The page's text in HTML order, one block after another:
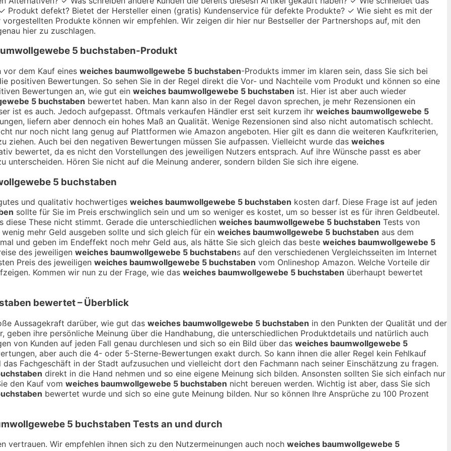
Produkt defekt? Bietet der Hersteller einen (gratis) Kundenservice für defekte Produkte? ✓ Wie sieht es mit der
Produkte können wir empfehlen. Wir zeigen dir hier nur Bestseller der Partnershops auf, mit den
hier zu zuschlagen.
5 buchstaben-Produkt
dem Kauf eines weiches baumwollgewebe 5 buchstaben-Produkts immer im klaren sein, dass Sie sich bei
positiven Bewertungen. So sehen Sie in der Regel direkt die Vor- und Nachteile vom Produkt und können so eine
Bewertungen an, wie gut ein weiches baumwollgewebe 5 buchstaben ist. Hier ist aber auch wieder
5 buchstaben bewertet haben. Man kann also in der Regel davon sprechen, je mehr Rezensionen ein
ist es auch. Jedoch aufgepasst. Oftmals verkaufen Händler erst seit kurzem ihr weiches baumwollgewebe 5
liefern aber dennoch ein hohes Maß an Qualität. Wenige Rezensionen sind also nicht automatisch schlecht.
nur noch nicht lang genug auf Plattformen wie Amazon angeboten. Hier gilt es dann die weiteren Kaufkriterien,
Auch bei den negativen Bewertungen müssen Sie aufpassen. Vielleicht wurde das weiches
bewertet, da es nicht den Vorstellungen des jeweiligen Nutzers entsprach. Auf ihre Wünsche passt es aber
Hören Sie nicht auf die Meinung anderer, sondern bilden Sie sich ihre eigene.
5 buchstaben
und qualitativ hochwertiges weiches baumwollgewebe 5 buchstaben kosten darf. Diese Frage ist auf jeden
sollte für Sie im Preis erschwinglich sein und um so weniger es kostet, um so besser ist es für ihren Geldbeutel.
These nicht stimmt. Gerade die unterschiedlichen weiches baumwollgewebe 5 buchstaben Tests von
mehr Geld ausgeben sollte und sich gleich für ein weiches baumwollgewebe 5 buchstaben aus dem
und geben im Endeffekt noch mehr Geld aus, als hätte Sie sich gleich das beste weiches baumwollgewebe 5
des jeweiligen weiches baumwollgewebe 5 buchstabens auf den verschiedenen Vergleichsseiten im Internet
Preis des jeweiligen weiches baumwollgewebe 5 buchstaben vom Onlineshop Amazon. Welche Vorteile dir
Kommen wir nun zu der Frage, wie das weiches baumwollgewebe 5 buchstaben überhaupt bewertet
bewertet – Überblick
Aussagekraft darüber, wie gut das weiches baumwollgewebe 5 buchstaben in den Punkten der Qualität und der
geben ihre persönliche Meinung über die Handhabung, die unterschiedlichen Produktdetails und natürlich auch
von Kunden auf jeden Fall genau durchlesen und sich so ein Bild über das weiches baumwollgewebe 5
aber auch die 4- oder 5-Sterne-Bewertungen exakt durch. So kann ihnen die aller Regel kein Fehlkauf
Fachgeschäft in der Stadt aufzusuchen und vielleicht dort den Fachmann nach seiner Einschätzung zu fragen.
direkt in die Hand nehmen und so eine eigene Meinung sich bilden. Ansonsten sollten Sie sich einfach nur
den Kauf vom weiches baumwollgewebe 5 buchstaben nicht bereuen werden. Wichtig ist aber, dass Sie sich
bewertet wurde und sich so eine gute Meinung bilden. Nur so können Ihre Ansprüche zu 100 Prozent
5 buchstaben Tests an und durch
vertrauen. Wir empfehlen ihnen sich zu den Nutzermeinungen auch noch weiches baumwollgewebe 5